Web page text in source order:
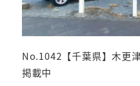
No.1042【千葉県】木更
掲載中